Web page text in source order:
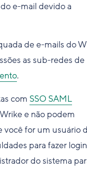
e-mail devido a
de e-mails do
as sub-redes de
.
com SSO SAML
e não podem
você for um usuário
para fazer
do sistema